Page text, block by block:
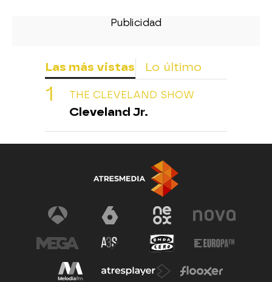
Las más vistas Lo último
THE CLEVELAND SHOW
Cleveland Jr.